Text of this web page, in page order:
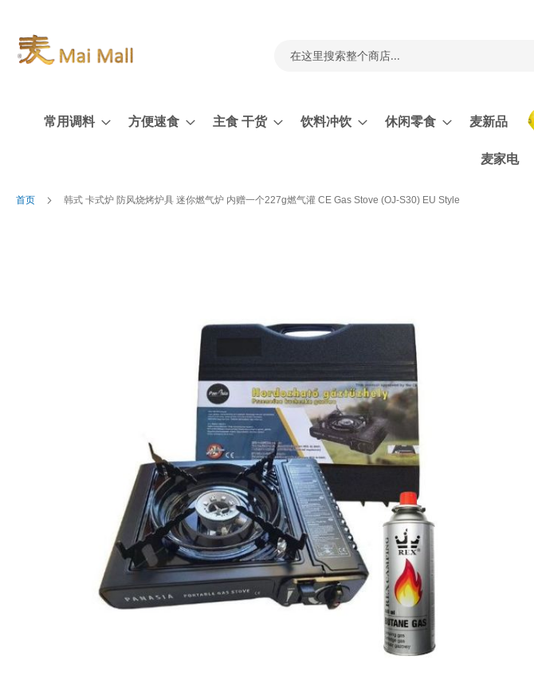
内
容
常用调料 方便速食 主食 干货 饮料冲饮 休闲零食 麦新品
麦家电
首页 韩式 卡式炉 防风烧烤炉具 迷你燃气炉 内赠一个227g燃气灌 CE Gas Stove (OJ-S30) EU Style